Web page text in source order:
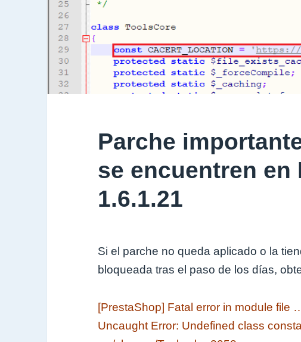
Parche
se encuentren en
1.6.1.21
Si el parche no queda aplicado o la
bloqueada tras el paso de los días,
[PrestaShop] Fatal error in module file
Uncaught Error: Undefined class